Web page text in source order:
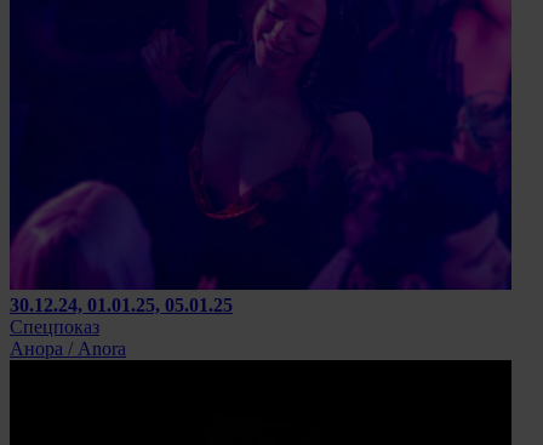
30.12.24, 01.01.25, 05.01.25
Спецпоказ
Анора / Anora